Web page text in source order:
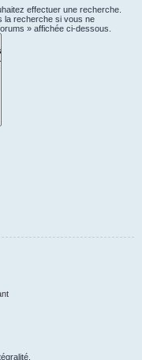
effectuer une recherche.
la recherche si vous ne
» affichée ci-dessous.